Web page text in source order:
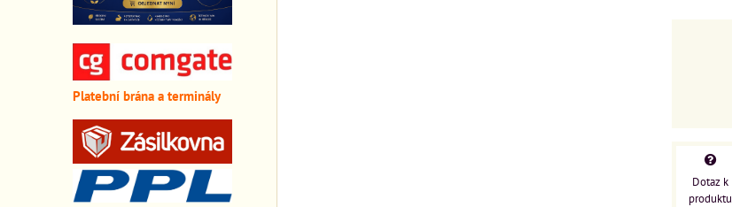
Dotaz k
produktu
Platební brána a terminály